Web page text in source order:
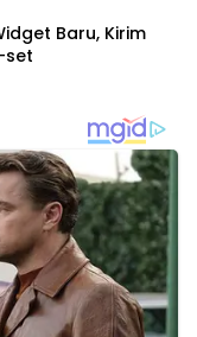
Baru, Kirim
set